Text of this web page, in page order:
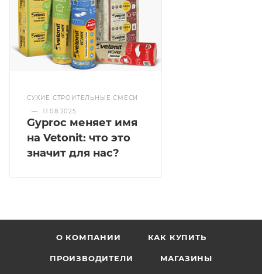
СУХИЕ СТРОИТЕЛЬНЫЕ СМЕСИ
—
11.08.2025
Gyproc меняет имя
на Vetonit: что это
значит для нас?
О КОМПАНИИ КАК КУПИТЬ
ПРОИЗВОДИТЕЛИ МАГАЗИНЫ